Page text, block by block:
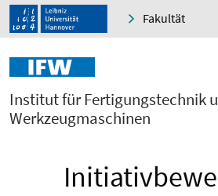
Fakultät
Institut für Fertigungstechnik
Werkzeugmaschinen